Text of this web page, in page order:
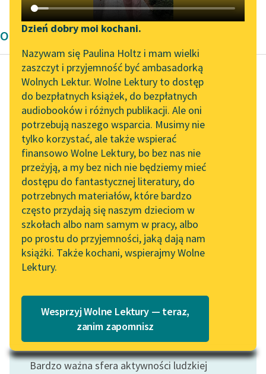
Katalog DAISY
Podkasty o książkach
Zgłoś brak utworu
Aktualności
„Prokurator Alicja Horn”
do słuchania
Byliśmy częścią AI Impact
Lab
Zapraszamy na spotkanie
online z tłumaczkami
literatury skandynawskiej
Spotkanie z Katarzyną
Tunkiel w Oslo
102. lata temu zmarł
Joseph Conrad
Lektury szkolne i klasyka
literatury do słuchania dla
uczennic i uczniów z
niepełnosprawnościami
Narzędzia
Mapa Wolnych Lektur
Leśmianator
Przewodnik dla piszących i
czytających
API
OAI-PMH
Widget Wolnych Lektur
Przypisy
Katalog w formacie PDF
Dzień dobry moi kochani.
Nazywam się Paulina Holtz i mam wielki
zaszczyt i przyjemność być ambasadorką
Wolnych Lektur. Wolne Lektury to dostęp
do bezpłatnych książek, do bezpłatnych
audiobooków i różnych publikacji. Ale oni
potrzebują naszego wsparcia. Musimy nie
tylko korzystać, ale także wspierać
finansowo Wolne Lektury, bo bez nas nie
przeżyją, a my bez nich nie będziemy mieć
dostępu do fantastycznej literatury, do
potrzebnych materiałów, które bardzo
często przydają się naszym dzieciom w
szkołach albo nam samym w pracy, albo
po prostu do przyjemności, jaką dają nam
książki. Także kochani, wspierajmy Wolne
Lektury.
Wesprzyj Wolne Lektury — teraz,
zanim zapomnisz
Opowiadanie Starożytność
Autor nieznany
Ze skarbnicy
midraszy
— Zadam ci kilka
zagadek —
powiedziała do
Salomona królowa
Saby. — Jeśli uda ci się
je rozwiązać...
Motyw: Gra
Bardzo ważna sfera aktywności ludzkiej